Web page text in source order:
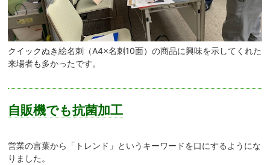
クイックぬき絵名刺（A4×名刺10面）の商品に興味を示してくれた
来場者も多かったです。
自販機でも抗菌加工
営業の言葉から「トレンド」というキーワードを口にするようにな
りました。